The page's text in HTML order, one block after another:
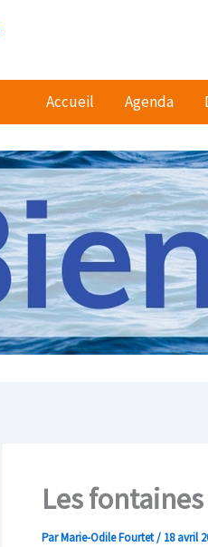
Accueil Agenda
Les fontaines
ParMarie-Odile Fourtet/ 18 avril